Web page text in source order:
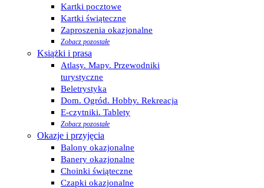
Kartki pocztowe
Kartki świąteczne
Zaproszenia okazjonalne
Zobacz pozostałe
Książki i prasa
Atlasy. Mapy. Przewodniki
turystyczne
Beletrystyka
Dom. Ogród. Hobby. Rekreacja
E-czytniki. Tablety
Zobacz pozostałe
Okazje i przyjęcia
Balony okazjonalne
Banery okazjonalne
Choinki świąteczne
Czapki okazjonalne